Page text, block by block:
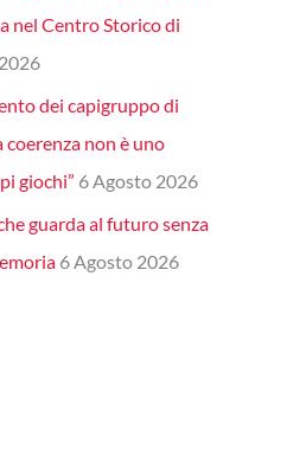
nel Centro Storico di
dei capigruppo di
coerenza non è uno
giochi” 6 Agosto 2026
guarda al futuro senza
6 Agosto 2026